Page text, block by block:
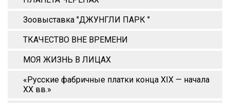
Зоовыставка "ДЖУНГЛИ ПАРК "
ТКАЧЕСТВО ВНЕ ВРЕМЕНИ
МОЯ ЖИЗНЬ В ЛИЦАХ
«Русские фабричные платки конца XIX — начала
XX вв.»